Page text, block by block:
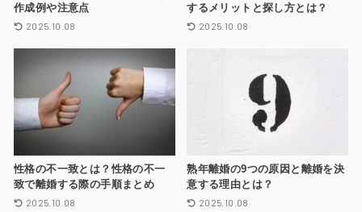
作成例や注意点
2025.10.08
するメリットと探し方とは？
2025.10.08
性格の不一致とは？性格の不一
致で離婚する際の手順まとめ
2025.10.08
熟年離婚の9つの原因と離婚を決
意する理由とは？
2025.10.08